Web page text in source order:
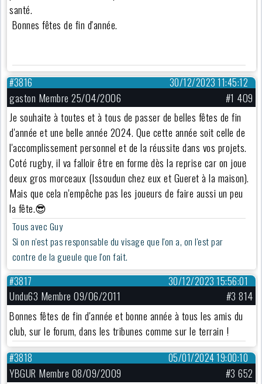
santé.
Bonnes fêtes de fin d'année.
30/12/2023 11:45:12
#3816
gaston Membre 25/04/2006
#1 409
Je souhaite à toutes et à tous de passer de belles fêtes de fin
d'année et une belle année 2024. Que cette année soit celle de
l'accomplissement personnel et de la réussite dans vos projets.
Coté rugby, il va falloir être en forme dès la reprise car on joue
deux gros morceaux (Issoudun chez eux et Gueret à la maison).
Mais que cela n'empêche pas les joueurs de faire aussi un peu
la fête.😎
Tous avec Guy
Si on n'est pas responsable du visage que l'on a, on l'est par
contre de la gueule que l'on fait.
30/12/2023 15:56:01
#3817
Undu63 Membre 09/06/2011
#3 814
Bonnes fêtes de fin d'année et bonne année à tous les amis du
club, sur le forum, dans les tribunes comme sur le terrain !
05/01/2024 19:00:10
#3818
YBGUR Membre 08/09/2009
#3 652